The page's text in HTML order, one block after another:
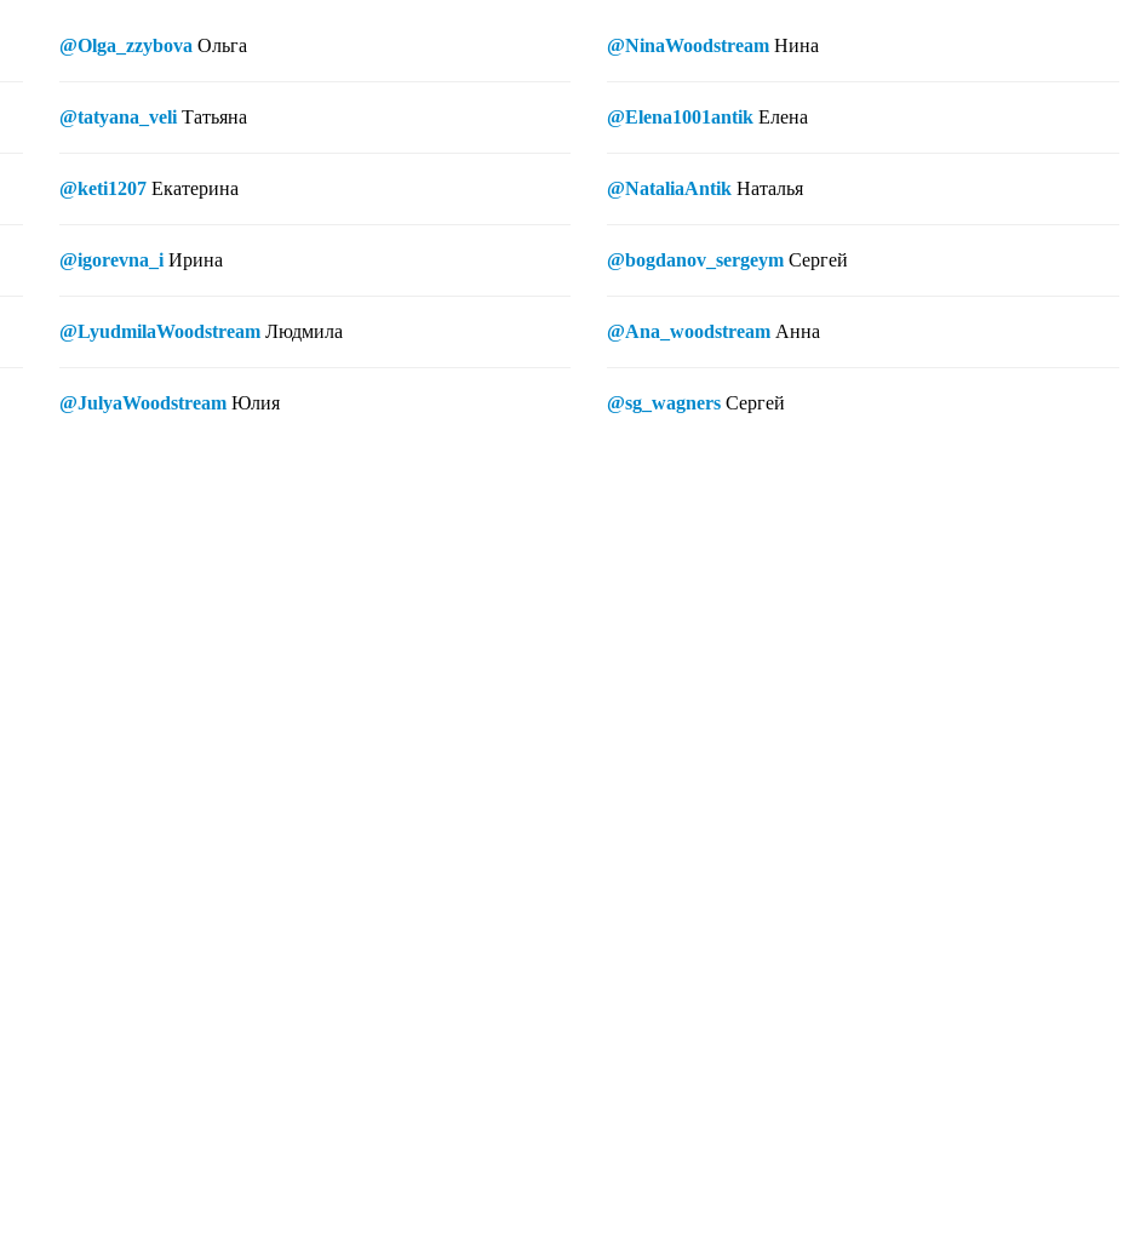
@Olga_zzybova Ольга
@tatyana_veli Татьяна
@keti1207 Екатерина
@igorevna_i Ирина
@LyudmilaWoodstream Людмила
@JulyaWoodstream Юлия
@NinaWoodstream Нина
@Elena1001antik Елена
@NataliaAntik Наталья
@bogdanov_sergeym Сергей
@Ana_woodstream Анна
@sg_wagners Сергей